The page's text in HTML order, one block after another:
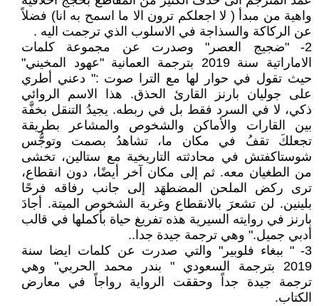
واهية من مبدأ ( لا اجعلكم ترون الا ما اسمح به انا) فضلاً
عن الركاكة والسذاجة في الاسلوب الذي ترجمت اليه .
2- "ضجيج العصر" وصدرت عن مجموعة كلمات
الاماراتية سنة 2019 بترجمة العمانية "عهود المخيني"
حيث تقول في حوار لها مع الترا صوت :" دعني أطري
على جوليان بارنز القارئ الحذق. هذا الاسم الروائي
ذكي، لا في السرد فقط بل في ربطه. يجيدُ التنقل بخفَّة
بين القارات والأماكن والشخوص والمشاعر بطريقة
تجعلكَ تقفُ في مكان ما، تشاهدُ بصمت وتوجُّس
شوستاكفتش في محادثته التاريخية مع ستالين، تخشى
من الطغيان معه. ثم إلى مكان آخر أيضًا، دون انقطاع،
ترى ركض الملحن المضطهَد إلى جانب رفاقه فرحًا
بلينين. لن تشعرَ بالانقطاع وغربة الشخوص الميتة. أجادَ
بارنز في روايته السيرية هذه تفريغ حياة بأكملها في قالب
أدبي جميل." وهي ترجمة جيدة جدا..
3- " ببغاء فلوبير" والتي صدرت عن كلمات ايضا سنة
2019 بترجمة السعودي " بندر محمد الحربي" وهي
ترجمة جيدة جداً وحققت الرواية رواجاً في معارض
الكتاب.